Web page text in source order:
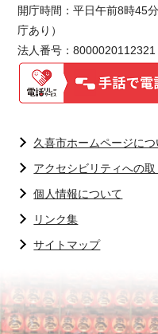
開庁時間：平日午前8時45
庁あり）
法人番号：8000020112321
久喜市ホームページにつ
アクセシビリティへの取
個人情報について
リンク集
サイトマップ